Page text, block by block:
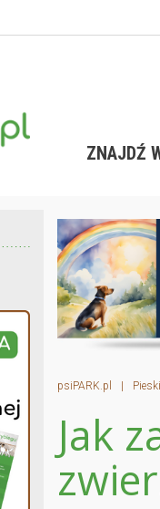
ZNAJDŹ
psiPARK.pl
Jak